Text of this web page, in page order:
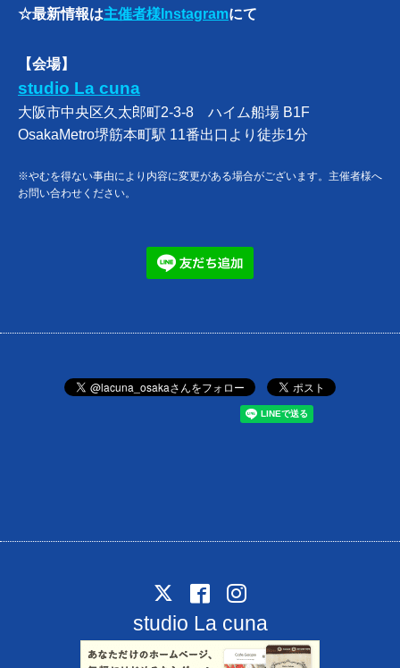
☆最新情報は主催者様Instagramにて
【会場】
studio La cuna
大阪市中央区久太郎町2-3-8 ハイム船場 B1F
OsakaMetro堺筋本町駅 11番出口より徒歩1分
※やむを得ない事由により内容に変更がある場合がございます。主催者様へ
お問い合わせください。
studio La cuna